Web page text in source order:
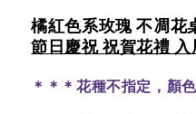
橘紅色系玫瑰 不凋花
節日慶祝 祝賀花禮 入
＊＊＊花種不指定，顏